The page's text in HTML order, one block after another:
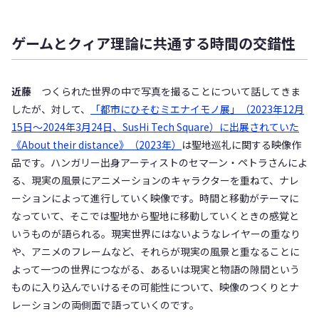
ゲームとクィア理論に共通する時間の交錯性
近藤 つくられた世界の中で写真を撮ることについて話してきま
したが、対して、
「都市にひそむミエナイモノ展」（2023年12月
15日～2024年3月24日、SusHi Tech Square）に出展されていた
《About their distance》（2023年） は聖地巡礼に関する映像作
品です。ハンガリー出身アーティストのセマーン・ペトラさんによ
る、現実の風景にアニメーションのキャラクターを重ねて、ナレ
ーションによって進行していく映像です。時間と移動がテーマに
なっていて、そこでは聖地から聖地に移動していくときの感覚と
いうものが語られる。現実世界にはないようなレイヤーの重なり
や、アニメのフレームなど、それらが現実の風景と重なることに
よって一つの世界につながる、あるいは現実と物語の隙間という
ものに入り込んでいけるその可能性について、映像のつくりとナ
レーションの両側面で語っていくのです。